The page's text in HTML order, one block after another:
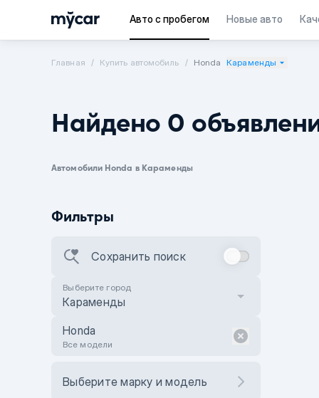
Авто с пробегом Новые авто
Главная Купить автомобиль Honda Караменды
Найдено 0
Автомобили Honda в Караменды
Фильтры
Сохранить поиск
Выберите город
Караменды
Honda
Все модели
Выберите марку и модель